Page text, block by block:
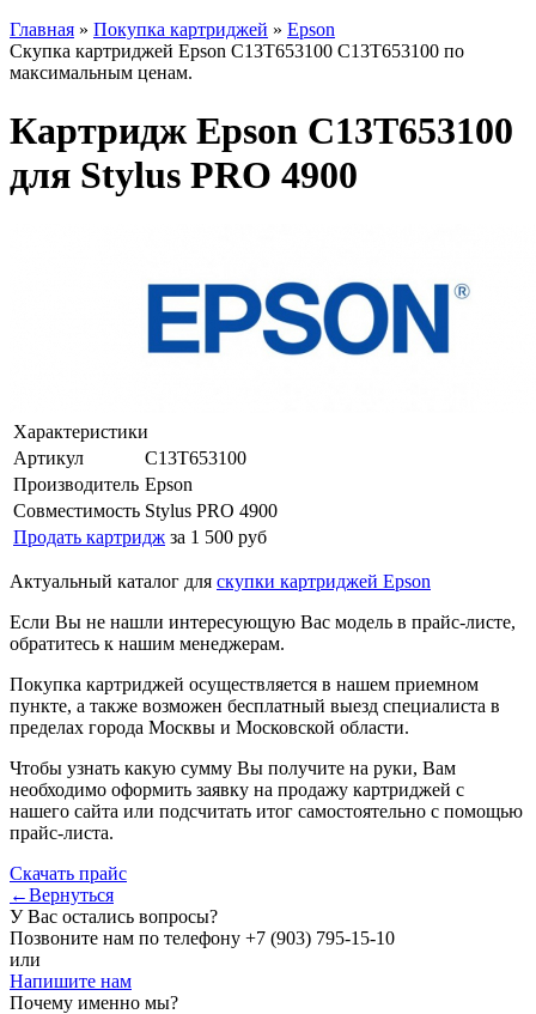
Главная » Покупка картриджей » Epson
Скупка картриджей Epson C13T653100 C13T653100 по
максимальным ценам.
Картридж Epson C13T653100
для Stylus PRO 4900
Характеристики
Артикул
C13T653100
Производитель Epson
Совместимость Stylus PRO 4900
Продать картридж за 1 500 руб
Актуальный каталог для скупки картриджей Epson
Если Вы не нашли интересующую Вас модель в прайс-листе,
обратитесь к нашим менеджерам.
Покупка картриджей осуществляется в нашем приемном
пункте, а также возможен бесплатный выезд специалиста в
пределах города Москвы и Московской области.
Чтобы узнать какую сумму Вы получите на руки, Вам
необходимо оформить заявку на продажу картриджей с
нашего сайта или подсчитать итог самостоятельно с помощью
прайс-листа.
Скачать прайс
←Вернуться
У Вас остались вопросы?
Позвоните нам по телефону +7 (903) 795-15-10
или
Напишите нам
Почему именно мы?